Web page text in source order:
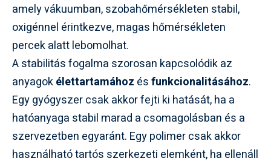
amely vákuumban, szobahőmérsékleten stabil,
oxigénnel érintkezve, magas hőmérsékleten
percek alatt lebomolhat.
A stabilitás fogalma szorosan kapcsolódik az
anyagokélettartamához ésfunkcionalitásához.
Egy gyógyszer csak akkor fejti ki hatását, ha a
hatóanyaga stabil marad a csomagolásban és a
szervezetben egyaránt. Egy polimer csak akkor
használható tartós szerkezeti elemként, ha ellenáll